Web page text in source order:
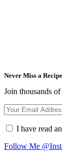
Never Miss a
Join thousands
I have read
Follow Me